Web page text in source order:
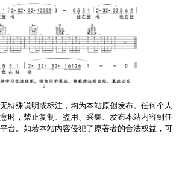
特殊说明或标注，均为本站原创发布。任何个人
时，禁止复制、盗用、采集、发布本站内容到任
台。如若本站内容侵犯了原著者的合法权益，可